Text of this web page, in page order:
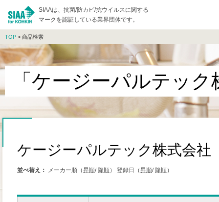
SIAAは、抗菌/防カビ/抗ウイルスに関する
マークを認証している業界団体です。
TOP > 商品検索
「ケージーパルテッ
ケージーパルテック株式会社
並べ替え： メーカー順（昇順/ 降順） 登録日（昇順/ 降順）